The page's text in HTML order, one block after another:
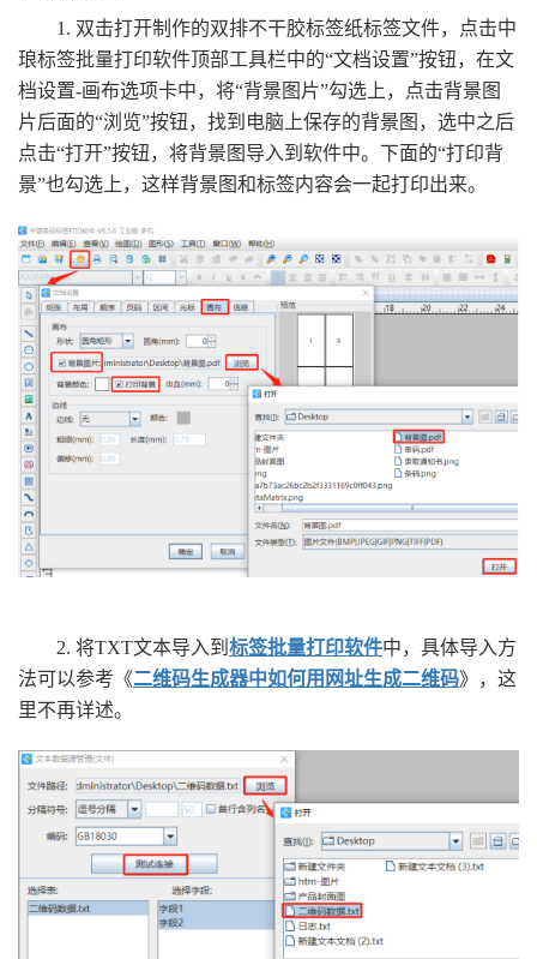
1. 双击打开制作的双排不干胶标签纸标签文件，点击中
琅标签批量打印软件顶部工具栏中的“文档设置”按钮，在文
档设置-画布选项卡中，将“背景图片”勾选上，点击背景图
片后面的“浏览”按钮，找到电脑上保存的背景图，选中之后
点击“打开”按钮，将背景图导入到软件中。下面的“打印背
景”也勾选上，这样背景图和标签内容会一起打印出来。
2. 将TXT文本导入到 标签批量打印软件中，具体导入方
法可以参考《二维码生成器中如何用网址生成二维码》，这
里不再详述。